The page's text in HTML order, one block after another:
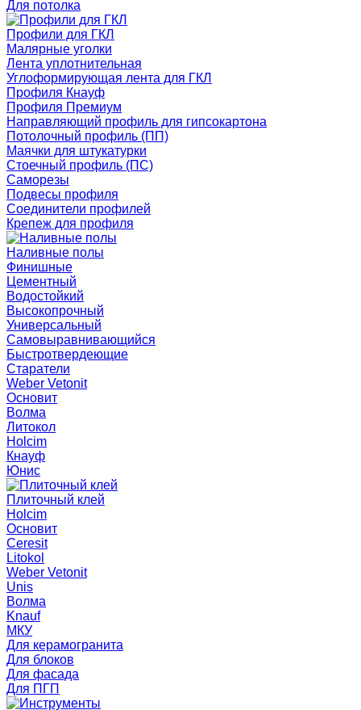
Для потолка
Профили для ГКЛ
Малярные уголки
Лента уплотнительная
Углоформирующая лента для ГКЛ
Профиля Кнауф
Профиля Премиум
Направляющий профиль для гипсокартона
Потолочный профиль (ПП)
Маячки для штукатурки
Стоечный профиль (ПС)
Саморезы
Подвесы профиля
Соединители профилей
Крепеж для профиля
Наливные полы
Финишные
Цементный
Водостойкий
Высокопрочный
Универсальный
Самовыравнивающийся
Быстротвердеющие
Старатели
Weber Vetonit
Основит
Волма
Литокол
Holcim
Кнауф
Юнис
Плиточный клей
Holcim
Основит
Ceresit
Litokol
Weber Vetonit
Unis
Волма
Knauf
МКУ
Для керамогранита
Для блоков
Для фасада
Для ПГП